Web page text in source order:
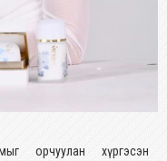
орчуулан хүргэсэн